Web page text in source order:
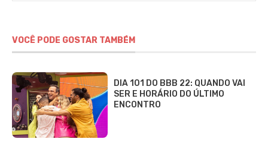
VOCÊ PODE GOSTAR TAMBÉM
DIA 101 DO BBB 22: QUANDO VAI
SER E HORÁRIO DO ÚLTIMO
ENCONTRO